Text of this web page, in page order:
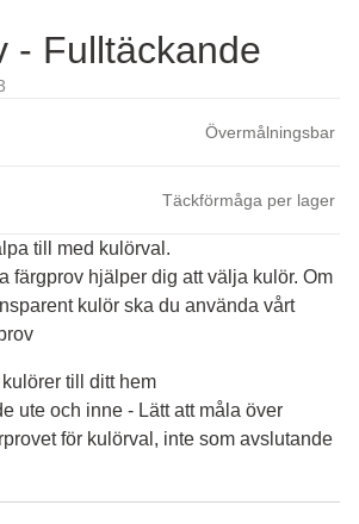
- Fulltäckande
Övermålningsbar
Täckförmåga per lager
till med kulörval.
färgprov hjälper dig att välja kulör. Om
kulör ska du använda vårt
till ditt hem
ute och inne - Lätt att måla över
för kulörval, inte som avslutande